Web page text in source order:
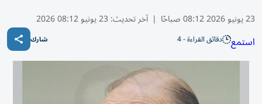
23 يونيو 2026 08:12 صباحًا | آخر تحديث: 23 يونيو 08:12 2026
استمع دقائق القراءة - 4 شارك